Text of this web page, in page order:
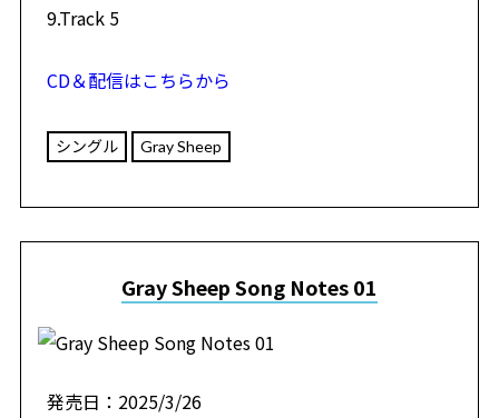
9.Track 5
CD＆配信はこちらから
シングル Gray Sheep
Gray Sheep Song Notes 01
発売日：2025/3/26